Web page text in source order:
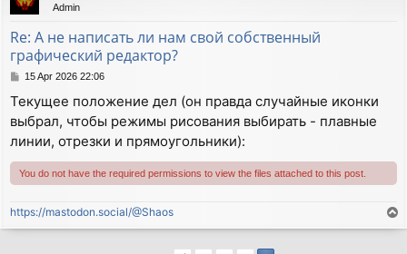
Admin
Re: А не написать ли нам свой собственный
графический редактор?
P
s
t
15 Apr 2026 22:06
Текущее положение дел (он правда случайные иконки
выбрал, чтобы режимы рисования выбирать - плавные
линии, отрезки и прямоугольники):
You do not have the required permissions to view the files attached to this post.
https://mastodon.social/@Shaos
o